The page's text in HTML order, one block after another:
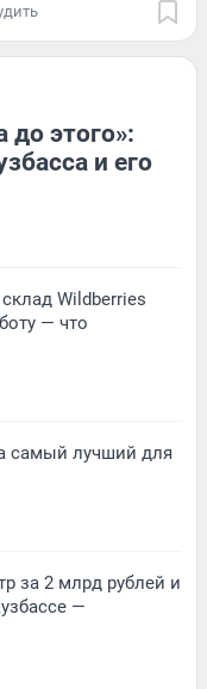
до этого»:
и его
Wildberries
— что
самый лучший для
за 2 млрд рублей и
—